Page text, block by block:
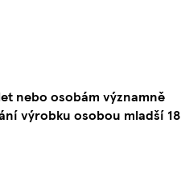
nebo osobám významně
výrobku osobou mladší 18